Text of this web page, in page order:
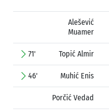
Alešević
Muamer
71' Topić Almir
46' Muhić Enis
Porčić Vedad